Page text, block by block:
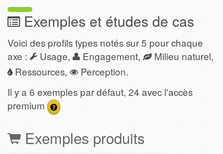
Exemples et études de cas
Voici des profils types notés sur 5 pour chaque
axe :
Usage, Engagement,
Milieu naturel,
Ressources,
Perception.
Il y a 6 exemples par défaut, 24 avec l'accès
premium
Exemples produits